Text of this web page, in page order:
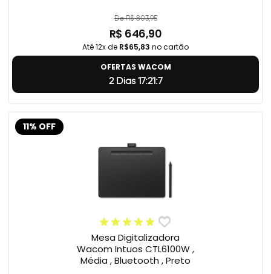
De R$ 803,95
R$ 646,90
Até 12x de R$65,83 no cartão
OFERTAS WACOM
2 Dias 17:21:6
11% OFF
Mesa Digitalizadora
Wacom Intuos CTL6100W ,
Média , Bluetooth , Preto